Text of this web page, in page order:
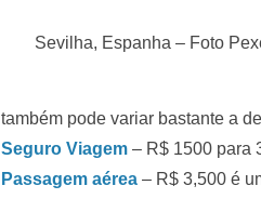
Sevilha, Espanha – Foto
também pode variar bastante a
Seguro Viagem – R$ 1500 para
Passagem aérea – R$ 3,500 é